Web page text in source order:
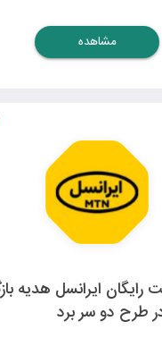
مشاهده
رایگان ایرانسل هدیه
طرح دو سر برد